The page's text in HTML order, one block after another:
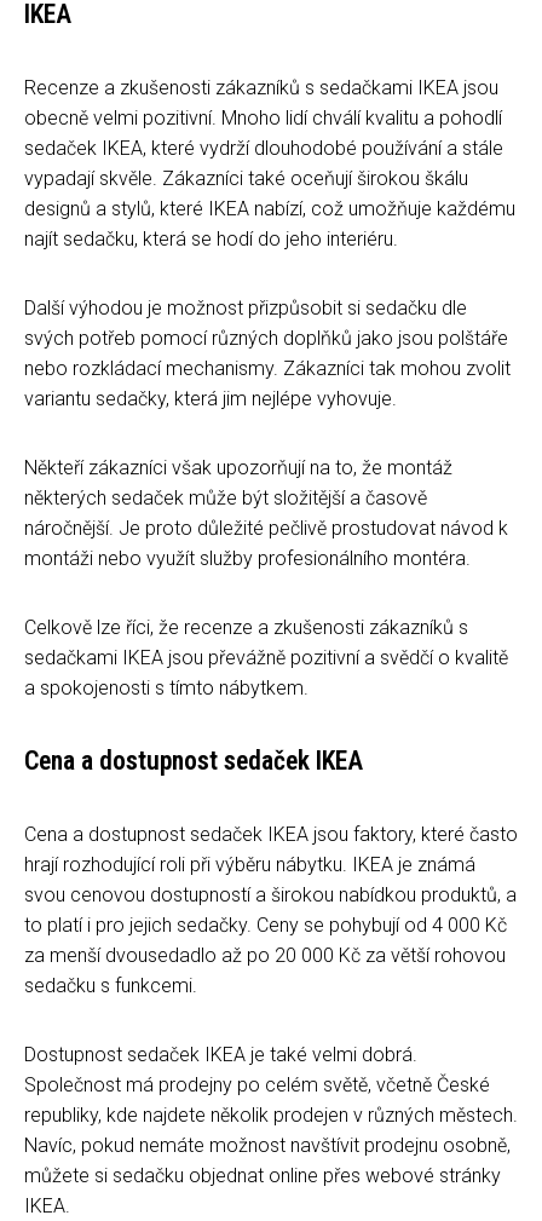
IKEA
Recenze a zkušenosti zákazníků s sedačkami IKEA jsou
obecně velmi pozitivní. Mnoho lidí chválí kvalitu a pohodlí
sedaček IKEA, které vydrží dlouhodobé používání a stále
vypadají skvěle. Zákazníci také oceňují širokou škálu
designů a stylů, které IKEA nabízí, což umožňuje každému
najít sedačku, která se hodí do jeho interiéru.
Další výhodou je možnost přizpůsobit si sedačku dle
svých potřeb pomocí různých doplňků jako jsou polštáře
nebo rozkládací mechanismy. Zákazníci tak mohou zvolit
variantu sedačky, která jim nejlépe vyhovuje.
Někteří zákazníci však upozorňují na to, že montáž
některých sedaček může být složitější a časově
náročnější. Je proto důležité pečlivě prostudovat návod k
montáži nebo využít služby profesionálního montéra.
Celkově lze říci, že recenze a zkušenosti zákazníků s
sedačkami IKEA jsou převážně pozitivní a svědčí o kvalitě
a spokojenosti s tímto nábytkem.
Cena a dostupnost sedaček IKEA
Cena a dostupnost sedaček IKEA jsou faktory, které často
hrají rozhodující roli při výběru nábytku. IKEA je známá
svou cenovou dostupností a širokou nabídkou produktů, a
to platí i pro jejich sedačky. Ceny se pohybují od 4 000 Kč
za menší dvousedadlo až po 20 000 Kč za větší rohovou
sedačku s funkcemi.
Dostupnost sedaček IKEA je také velmi dobrá.
Společnost má prodejny po celém světě, včetně České
republiky, kde najdete několik prodejen v různých městech.
Navíc, pokud nemáte možnost navštívit prodejnu osobně,
můžete si sedačku objednat online přes webové stránky
IKEA.